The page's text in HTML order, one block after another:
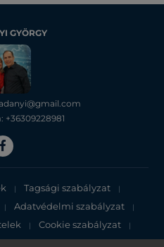
GYÖRGY
+36309228981
| Tagsági szabályzat |
| Adatvédelmi szabályzat |
| Cookie szabályzat |
tájékoztató